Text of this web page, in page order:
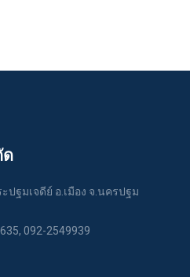
ด
ฐมเจดีย์ อ.เมือง จ.นครปฐม
092-2549939